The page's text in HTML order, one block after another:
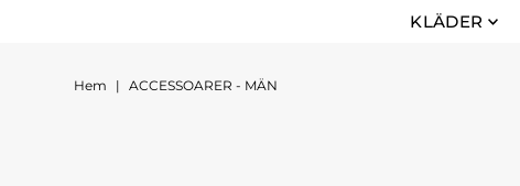
KLÄDER
Hem | ACCESSOARER - MÄN